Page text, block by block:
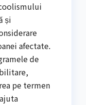
și
afectate.
de
pe termen